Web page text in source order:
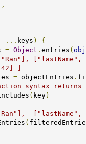
,
... keys )
{
= Object .entries (
]
= objectEntries .
syntax
( key)
["lastName",
(